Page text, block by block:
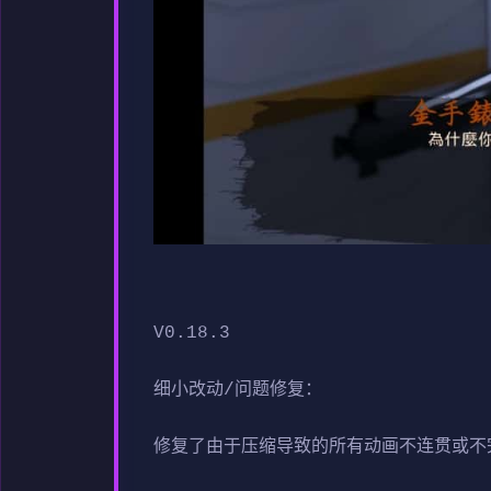
V0.18.3
细小改动/问题修复：
修复了由于压缩导致的所有动画不连贯或